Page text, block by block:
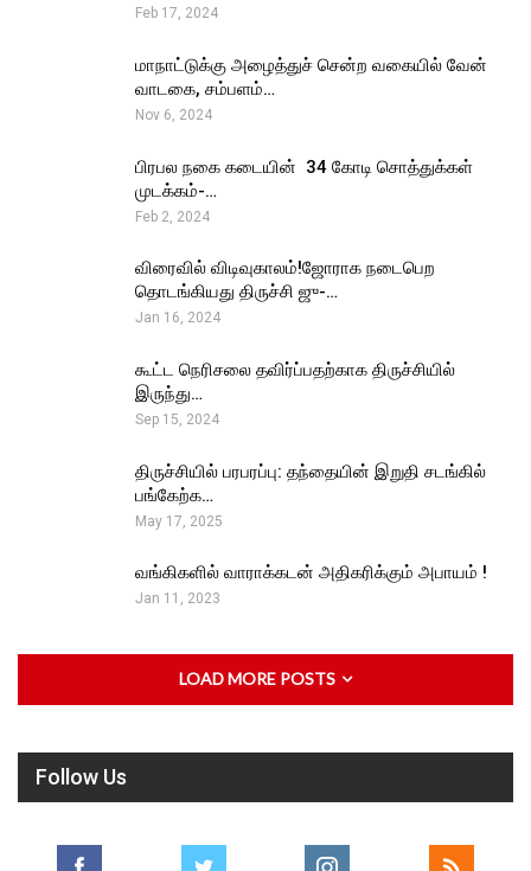
Feb 17, 2024
மாநாட்டுக்கு அழைத்துச் சென்ற வகையில் வேன்
வாடகை, சம்பளம்…
Nov 6, 2024
பிரபல நகை கடையின் ₹ 34 கோடி சொத்துக்கள்
முடக்கம்-…
Feb 2, 2024
விரைவில் விடிவுகாலம்!ஜோராக நடைபெற
தொடங்கியது திருச்சி ஜு-…
Jan 16, 2024
கூட்ட நெரிசலை தவிர்ப்பதற்காக திருச்சியில்
இருந்து…
Sep 15, 2024
திருச்சியில் பரபரப்பு: தந்தையின் இறுதி சடங்கில்
பங்கேற்க…
May 17, 2025
வங்கிகளில் வாராக்கடன் அதிகரிக்கும் அபாயம் !
Jan 11, 2023
LOAD MORE POSTS
Follow Us